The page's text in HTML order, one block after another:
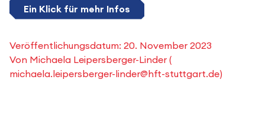
Ein Klick für mehr Infos
Veröffentlichungsdatum: 20. November 2023
Von Michaela Leipersberger-Linder (
michaela.leipersberger-linder@hft-stuttgart.de)